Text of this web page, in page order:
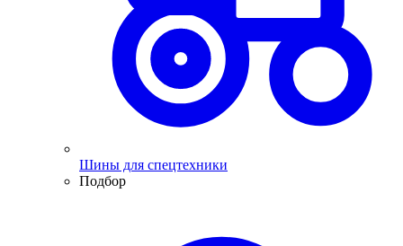
Шины для спецтехники
Подбор